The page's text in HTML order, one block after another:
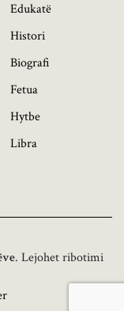
Edukatë
Histori
Biografi
Fetua
Hytbe
Libra
. Lejohet ribotimi